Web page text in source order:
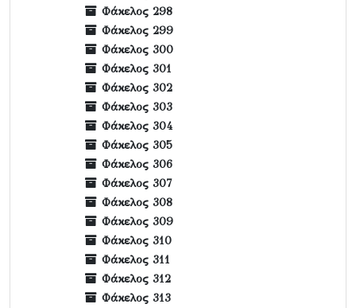
Φάκελος 298
Φάκελος 299
Φάκελος 300
Φάκελος 301
Φάκελος 302
Φάκελος 303
Φάκελος 304
Φάκελος 305
Φάκελος 306
Φάκελος 307
Φάκελος 308
Φάκελος 309
Φάκελος 310
Φάκελος 311
Φάκελος 312
Φάκελος 313